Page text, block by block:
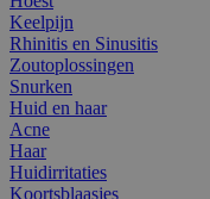
Keelpijn
Rhinitis en Sinusitis
Zoutoplossingen
Snurken
Huid en haar
Acne
Haar
Huidirritaties
Koortsblaasjes